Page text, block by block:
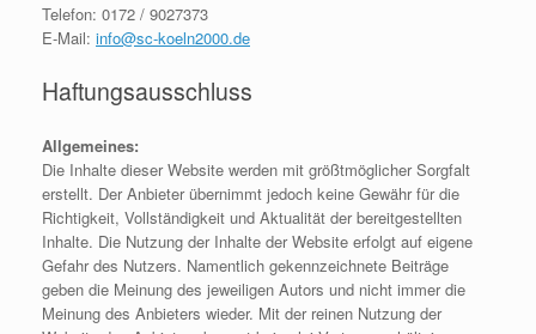
Telefon: 0172 / 9027373
E-Mail: info@sc-koeln2000.de
Haftungsausschluss
Allgemeines:
Die Inhalte dieser Website werden mit größtmöglicher Sorgfalt
erstellt. Der Anbieter übernimmt jedoch keine Gewähr für die
Richtigkeit, Vollständigkeit und Aktualität der bereitgestellten
Inhalte. Die Nutzung der Inhalte der Website erfolgt auf eigene
Gefahr des Nutzers. Namentlich gekennzeichnete Beiträge
geben die Meinung des jeweiligen Autors und nicht immer die
Meinung des Anbieters wieder. Mit der reinen Nutzung der